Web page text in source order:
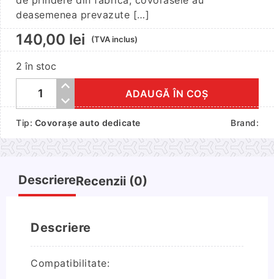
deasemenea prevazute […]
140,00 lei (TVA inclus)
2 în stoc
Cantitate
4
covorase
interior
cauciuc
VW
Hatchback
ADAUGĂ ÎN COȘ
Tip: Covorașe auto dedicate Brand:
DescriereRecenzii (0)
Descriere
Compatibilitate: